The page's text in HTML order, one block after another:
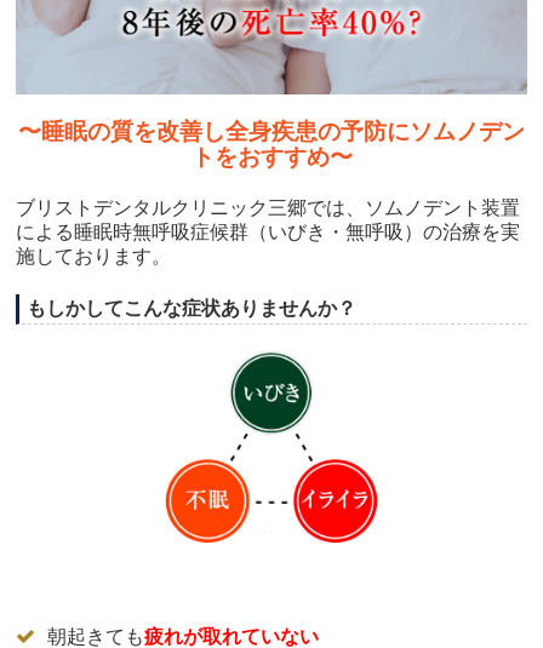
〜睡眠の質を改善し全身疾患の予防にソムノデン
トをおすすめ〜
ブリストデンタルクリニック三郷では、ソムノデント装置
による睡眠時無呼吸症候群（いびき・無呼吸）の治療を実
施しております。
もしかしてこんな症状ありませんか？
朝起きても疲れが取れていない